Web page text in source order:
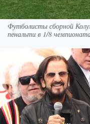
Футболисты сборной
пенальти в 1/8